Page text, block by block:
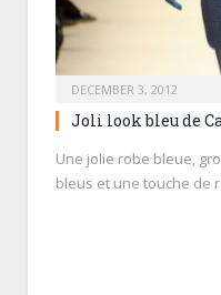
DECEMBER 3, 2012
Joli look bleu de
Une jolie robe bleue,
bleus et une touche de